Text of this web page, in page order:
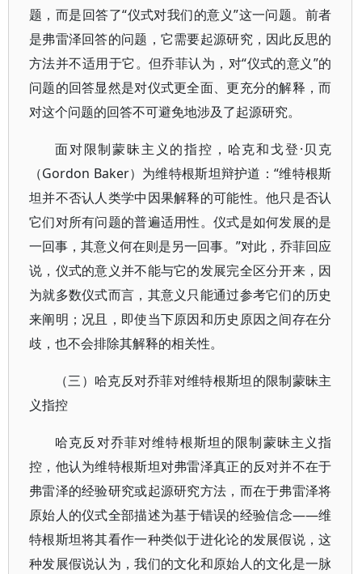
题，而是回答了“仪式对我们的意义”这一问题。前者
是弗雷泽回答的问题，它需要起源研究，因此反思的
方法并不适用于它。但乔菲认为，对“仪式的意义”的
问题的回答显然是对仪式更全面、更充分的解释，而
对这个问题的回答不可避免地涉及了起源研究。
面对限制蒙昧主义的指控，哈克和戈登·贝克
（Gordon Baker）为维特根斯坦辩护道：“维特根斯
坦并不否认人类学中因果解释的可能性。他只是否认
它们对所有问题的普遍适用性。仪式是如何发展的是
一回事，其意义何在则是另一回事。”对此，乔菲回应
说，仪式的意义并不能与它的发展完全区分开来，因
为就多数仪式而言，其意义只能通过参考它们的历史
来阐明；况且，即使当下原因和历史原因之间存在分
歧，也不会排除其解释的相关性。
（三）哈克反对乔菲对维特根斯坦的限制蒙昧主
义指控
哈克反对乔菲对维特根斯坦的限制蒙昧主义指
控，他认为维特根斯坦对弗雷泽真正的反对并不在于
弗雷泽的经验研究或起源研究方法，而在于弗雷泽将
原始人的仪式全部描述为基于错误的经验信念——维
特根斯坦将其看作一种类似于进化论的发展假说，这
种发展假说认为，我们的文化和原始人的文化是一脉